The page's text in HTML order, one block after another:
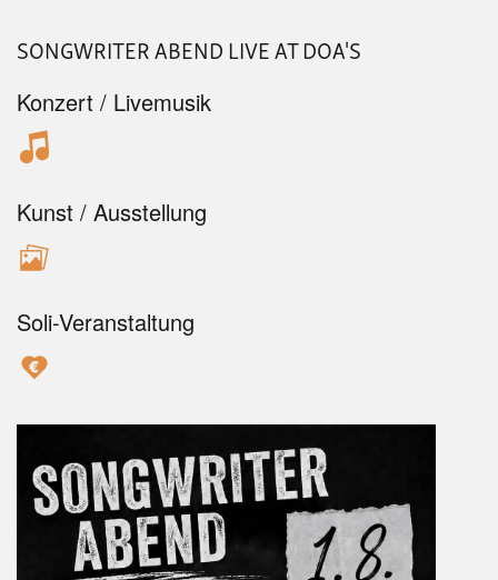
SONGWRITER ABEND LIVE AT DOA'S
Konzert / Livemusik
Kunst / Ausstellung
Soli-Veranstaltung